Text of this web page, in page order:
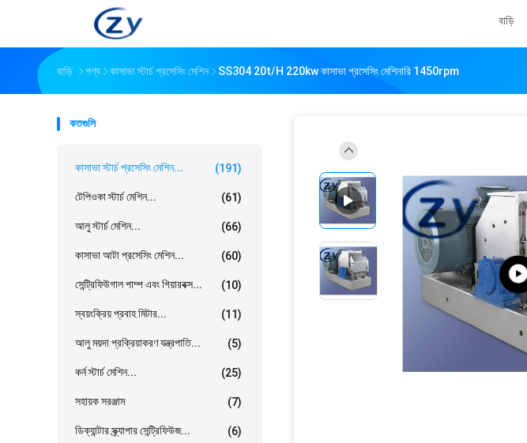
বাড়ি
বাড়ি পণ্য কাসাভা স্টার্চ প্রসেসিং মেশিন SS304 20t/H 220kw কাসাভা প্রসেসিং মেশিনারি 1450rpm
কতগুলি
কাসাভা স্টার্চ প্রসেসিং মেশিন... (191)
টেপিওকা স্টার্চ মেশিন... (61)
আলু স্টার্চ মেশিন... (66)
কাসাভা আটা প্রসেসিং মেশিন... (60)
সেন্ট্রিফিউগাল পাম্প এবং গিয়ারবক্স... (10)
স্বয়ংক্রিয় প্রবাহ মিটার... (11)
আলু ময়দা প্রক্রিয়াকরণ যন্ত্রপাতি... (5)
কর্ন স্টার্চ মেশিন... (25)
সহায়ক সরঞ্জাম (7)
ডিক্যান্টার স্ক্র্যাপার সেন্ট্রিফিউজ... (6)